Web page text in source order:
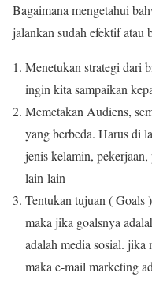
Bagaimana mengetahui
jalankan sudah efektif atau
Menetukan strategi dari
ingin kita sampaikan
Memetakan Audiens,
yang berbeda. Harus di
jenis kelamin, pekerjaan,
lain-lain
Tentukan tujuan ( Goals
maka jika goalsnya
adalah media sosial. jika
maka e-mail marketing